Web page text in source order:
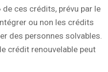
de ces crédits, prévu par le
ou non les crédits
des personnes solvables.
crédit renouvelable peut